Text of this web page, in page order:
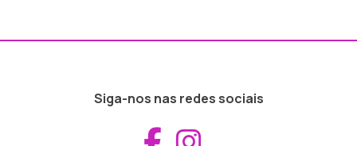
Siga-nos nas redes sociais